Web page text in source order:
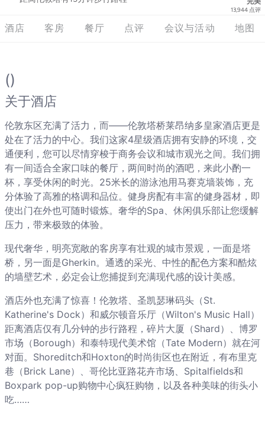
13,944 点评
酒店 客房 餐厅 点评 会议与活动 地图
()
关于酒店
伦敦东区充满了活力，而——伦敦塔桥莱昂纳多皇家酒店更是
处在了活力的中心。我们这家4星级酒店拥有安静的环境，交
通便利，您可以尽情穿梭于商务会议和城市观光之间。我们拥
有一间适合全家口味的餐厅，两间时尚的酒吧，来此小酌一
杯，享受休闲的时光。25米长的游泳池用马赛克墙装饰，充
分体验了高雅的格调和品位。健身房配有丰富的健身器材，即
使出门在外也可随时锻炼。奢华的Spa、休闲俱乐部让您缓解
压力，带来极致的体验。
现代奢华，明亮宽敞的客房享有壮观的城市景观，一面是塔
桥，另一面是Gherkin。通透的采光、中性的配色方案和酷炫
的墙壁艺术，必定会让您捕捉到充满现代感的设计美感。
酒店外也充满了惊喜！伦敦塔、圣凯瑟琳码头（St.
Katherine's Dock）和威尔顿音乐厅（Wilton's Music Hall）
距离酒店仅有几分钟的步行路程，碎片大厦（Shard）、博罗
市场（Borough）和泰特现代美术馆（Tate Modern）就在河
对面。Shoreditch和Hoxton的时尚街区也在附近，有布里克
巷（Brick Lane）、哥伦比亚路花卉市场、Spitalfields和
Boxpark pop-up购物中心疯狂购物，以及各种美味的街头小
吃……